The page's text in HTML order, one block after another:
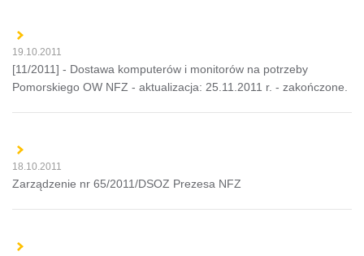
19.10.2011
[11/2011] - Dostawa komputerów i monitorów na potrzeby
Pomorskiego OW NFZ - aktualizacja: 25.11.2011 r. - zakończone.
18.10.2011
Zarządzenie nr 65/2011/DSOZ Prezesa NFZ